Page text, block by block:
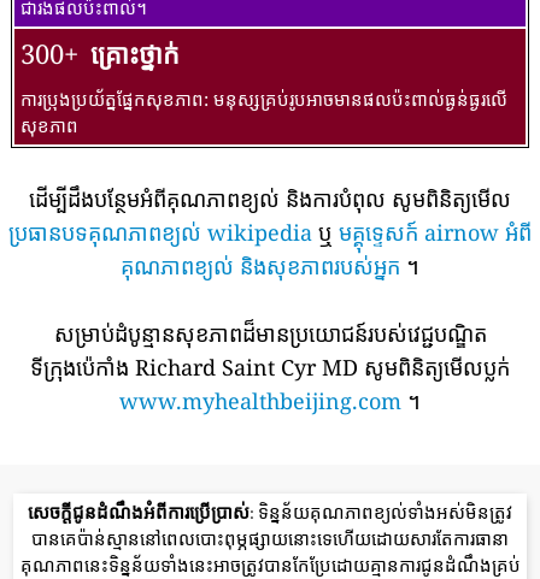
ជារងផលប៉ះពាល់។
300+ គ្រោះថ្នាក់
ការប្រុងប្រយ័ត្នផ្នែកសុខភាព: មនុស្សគ្រប់រូបអាចមានផលប៉ះពាល់ធ្ងន់ធ្ងរលើ
សុខភាព
ដើម្បីដឹងបន្ថែមអំពីគុណភាពខ្យល់ និងការបំពុល សូមពិនិត្យមើល
ប្រធានបទគុណភាពខ្យល់ wikipedia ឬ មគ្គុទ្ទេសក៍ airnow អំពី
គុណភាពខ្យល់ និងសុខភាពរបស់អ្នក ។
សម្រាប់ដំបូន្មានសុខភាពដ៏មានប្រយោជន៍របស់វេជ្ជបណ្ឌិត
ទីក្រុងប៉េកាំង Richard Saint Cyr MD សូមពិនិត្យមើលប្លក់
www.myhealthbeijing.com ។
សេចក្តីជូនដំណឹងអំពីការប្រើប្រាស់: ទិន្នន័យគុណភាពខ្យល់ទាំងអស់មិនត្រូវ
បានគេប៉ាន់ស្មាននៅពេលបោះពុម្ភផ្សាយនោះទេហើយដោយសារតែការធានា
គុណភាពនេះទិន្នន័យទាំងនេះអាចត្រូវបានកែប្រែដោយគ្មានការជូនដំណឹងគ្រប់